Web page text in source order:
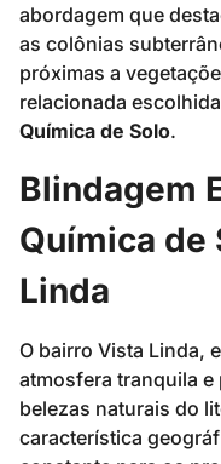
abordagem que
as colônias
próximas a
relacionada
Química de Solo.
Blindagem
Química de
Linda
O bairro Vista Linda,
atmosfera tranquila e
belezas naturais do
característica